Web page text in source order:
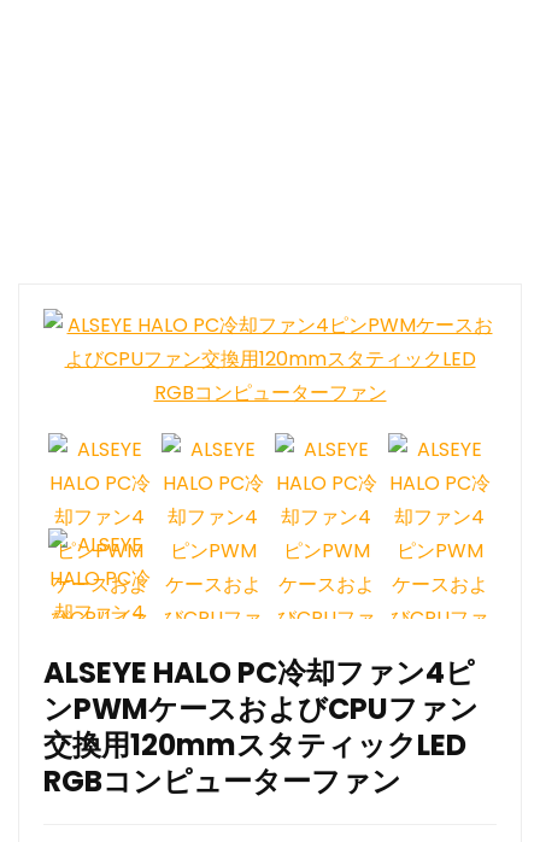
ALSEYE HALO PC冷却ファン4ピ
ンPWMケースおよびCPUファン
交換用120mmスタティックLED
RGBコンピューターファン